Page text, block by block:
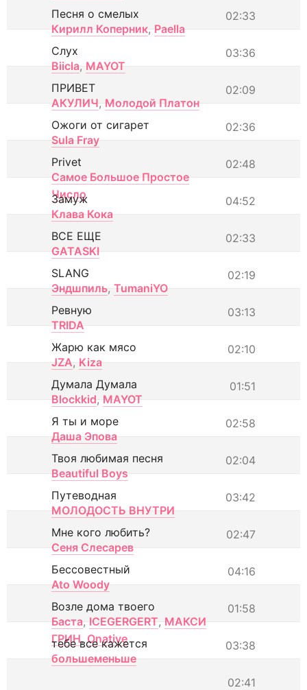
02:33
Песня о смелых
Кирилл Коперник, Paella
03:36
Слух
Biicla, MAYOT
02:09
ПРИВЕТ
АКУЛИЧ, Молодой Платон
02:36
Ожоги от сигарет
Sula Fray
02:48
Privet
Самое Большое Простое
Число
04:52
Замуж
Клава Кока
02:33
ВСЕ ЕЩЕ
GATASKI
02:19
SLANG
Эндшпиль, TumaniYO
03:13
Ревную
TRIDA
02:10
Жарю как мясо
JZA, Kiza
01:51
Думала Думала
Blockkid, MAYOT
02:58
Я ты и море
Даша Эпова
02:04
Твоя любимая песня
Beautiful Boys
03:42
Путеводная
МОЛОДОСТЬ ВНУТРИ
02:47
Мне кого любить?
Сеня Слесарев
04:16
Бессовестный
Ato Woody
01:58
Возле дома твоего
Баста, ICEGERGERT, МАКСИ
ГРИН, Onative 03:38
тебе все кажется
большеменьше
02:41